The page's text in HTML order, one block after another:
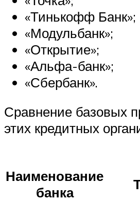
«Тинькофф Банк»;
«Модульбанк»;
«Открытие»;
«Альфа-банк»;
«Сбербанк».
Сравнение базовых
этих кредитных
Наименование
банка